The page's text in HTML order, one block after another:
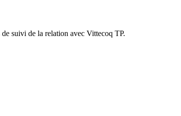
suivi de la relation avec Vittecoq TP.